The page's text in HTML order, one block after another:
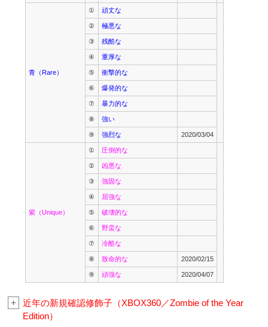
青（Rare）
① 頑丈な
② 極悪な
③ 残酷な
④ 重厚な
⑤ 衝撃的な
⑥ 爆発的な
⑦ 暴力的な
⑧ 強い
⑨ 強烈な 2020/03/04
紫（Unique）
① 圧倒的な
② 凶悪な
③ 強固な
④ 屈強な
⑤ 破壊的な
⑥ 野蛮な
⑦ 冷酷な
⑧ 致命的な 2020/02/15
⑨ 頑強な 2020/04/07
+
近年の新規確認修飾子（XBOX360／Zombie of the Year
Edition）